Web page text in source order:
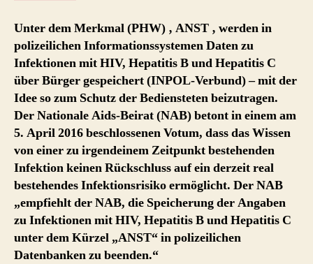
ANST
“
–
Votum
des
NAB
Unter dem Merkmal (PHW) ‚ ANST ‚ werden in
polizeilichen Informationssystemen Daten zu
Infektionen mit HIV, Hepatitis B und Hepatitis C
über Bürger gespeichert (INPOL-Verbund) – mit der
Idee so zum Schutz der Bediensteten beizutragen.
Der Nationale Aids-Beirat (NAB) betont in einem am
5. April 2016 beschlossenen Votum, dass das Wissen
von einer zu irgendeinem Zeitpunkt bestehenden
Infektion keinen Rückschluss auf ein derzeit real
bestehendes Infektionsrisiko ermöglicht. Der NAB
„empfiehlt der NAB, die Speicherung der Angaben
zu Infektionen mit HIV, Hepatitis B und Hepatitis C
unter dem Kürzel „ANST“ in polizeilichen
Datenbanken zu beenden.“